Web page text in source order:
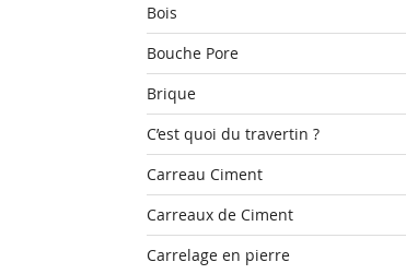
Bois
Bouche Pore
Brique
C’est quoi du travertin ?
Carreau Ciment
Carreaux de Ciment
Carrelage en pierre